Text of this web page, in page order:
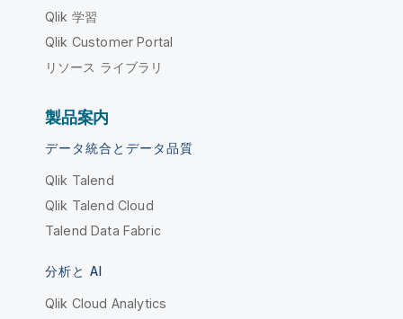
Qlik 学習
Qlik Customer Portal
リソース ライブラリ
製品案内
データ統合とデータ品質
Qlik Talend
Qlik Talend Cloud
Talend Data Fabric
分析と AI
Qlik Cloud Analytics